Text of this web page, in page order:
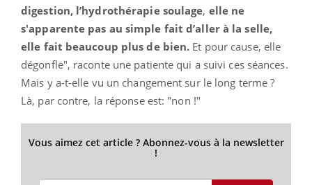
digestion, l’hydrothérapie soulage, elle ne
s'apparente pas au simple fait d’aller à la selle,
elle fait beaucoup plus de bien. Et pour cause, elle
dégonfle", raconte une patiente qui a suivi ces séances.
Mais y a-t-elle vu un changement sur le long terme ?
Là, par contre, la réponse est: "non !"
Vous aimez cet article ? Abonnez-vous à la newsletter
!